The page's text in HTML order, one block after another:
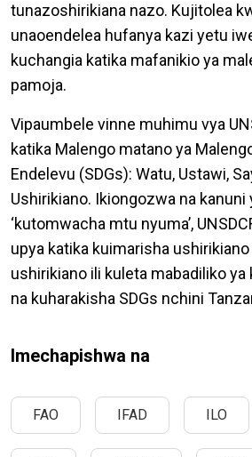
tunazoshirikiana nazo. Kujitolea
unaoendelea hufanya kazi yetu
kuchangia katika mafanikio ya
pamoja.
Vipaumbele vinne muhimu vya
katika Malengo matano ya
Endelevu (SDGs): Watu, Ustawi,
Ushirikiano. Ikiongozwa na kanuni
‘kutomwacha mtu nyuma’,
upya katika kuimarisha ushirikiano
ushirikiano ili kuleta mabadiliko
na kuharakisha SDGs nchini
Imechapishwa na
FAO IFAD ILO